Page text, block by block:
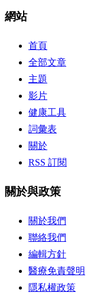
網站
首頁
全部文章
主題
影片
健康工具
詞彙表
關於
RSS 訂閱
關於與政策
關於我們
聯絡我們
編輯方針
醫療免責聲明
隱私權政策